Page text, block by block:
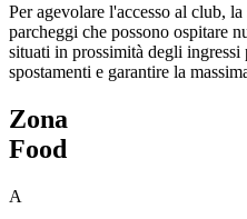
Per agevolare l'accesso al club,
parcheggi che possono ospitare
situati in prossimità degli
spostamenti e garantire la
Zona
Food
A